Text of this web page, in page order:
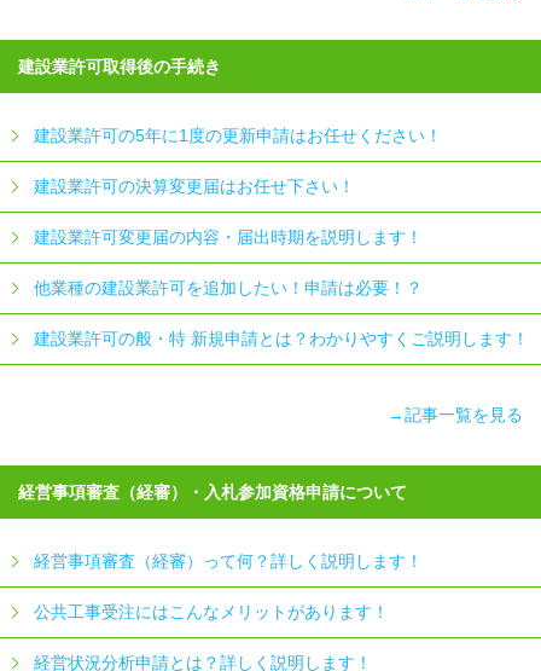
建設業許可取得後の手続き
建設業許可の5年に1度の更新申請はお任せください！
建設業許可の決算変更届はお任せ下さい！
建設業許可変更届の内容・届出時期を説明します！
他業種の建設業許可を追加したい！申請は必要！？
建設業許可の般・特 新規申請とは？わかりやすくご説明します！
→記事一覧を見る
経営事項審査（経審）・入札参加資格申請について
経営事項審査（経審）って何？詳しく説明します！
公共工事受注にはこんなメリットがあります！
経営状況分析申請とは？詳しく説明します！